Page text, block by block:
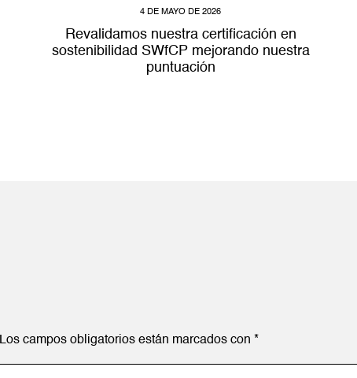
4 DE MAYO DE 2026
Revalidamos nuestra certificación en
sostenibilidad SWfCP mejorando nuestra
puntuación
Los campos obligatorios están marcados con *